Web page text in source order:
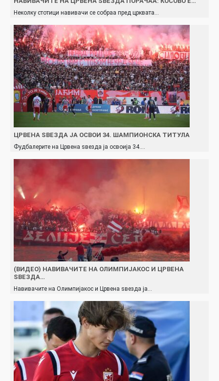
Неколку стотици навивачи се собраа пред црквата…
ЦРВЕНА ЅВЕЗДА ЈА ОСВОИ 34. ШАМПИОНСКА ТИТУЛА
Фудбалерите на Црвена ѕвезда ја освоија 34.…
(ВИДЕО) НАВИВАЧИТЕ НА ОЛИМПИЈАКОС И ЦРВЕНА
ЅВЕЗДА…
Навивачите на Олимпијакос и Црвена ѕвезда ја…